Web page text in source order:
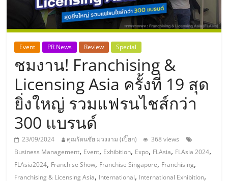
รวม
ธุรกิจ
เอ
ส
เอ็
มอี
Event PR News Review Special
ชมงาน! Franchising &
Licensing Asia ครั้งที่ 19 สุด
ยิ่งใหญ่ รวมแฟรนไชส์กว่า
300 แบรนด์
23/09/2024 คุณรัตนชัย ม่วงงาม (เปี๊ยก)
368 views
Business Management, Event, Exhibition, Expo, FLAsia, FLAsia 2024,
FLAsia2024, Franchise Show, Franchise Singapore, Franchising,
Franchising & Licensing Asia, International, International Exhibition,